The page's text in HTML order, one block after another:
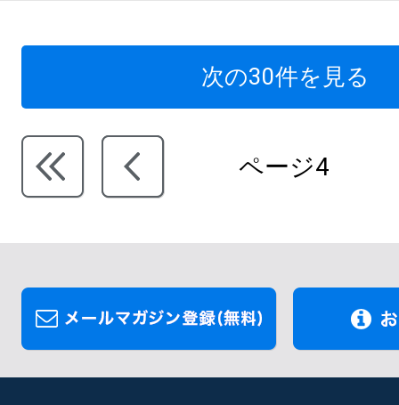
次の30件を見る
ページ4